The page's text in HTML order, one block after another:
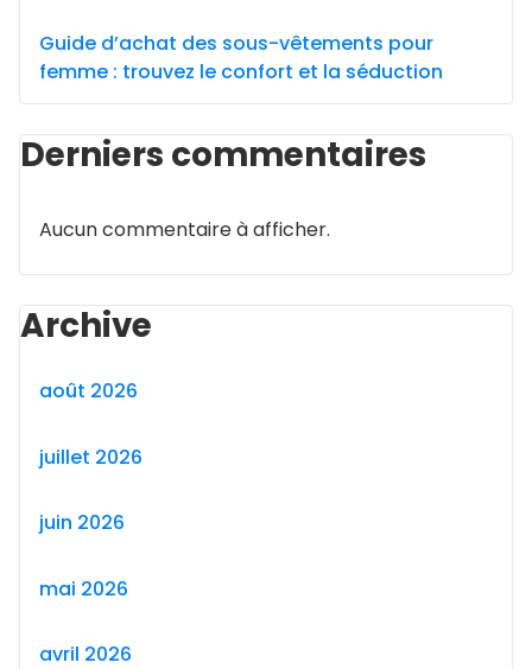
Guide d’achat des sous-vêtements pour
femme : trouvez le confort et la séduction
Derniers commentaires
Aucun commentaire à afficher.
Archive
août 2026
juillet 2026
juin 2026
mai 2026
avril 2026